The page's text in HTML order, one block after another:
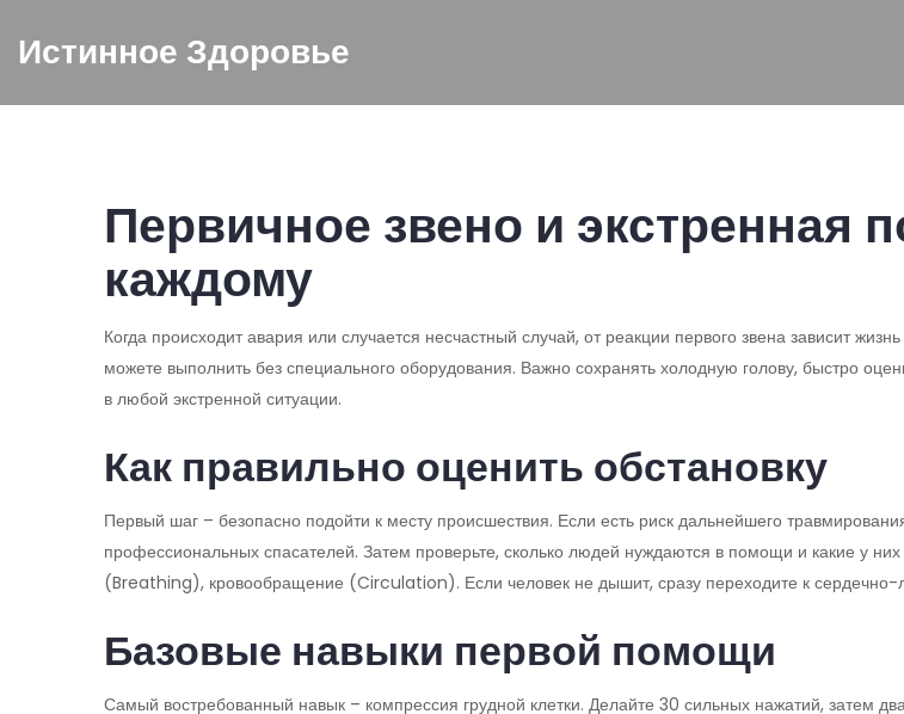
Истинное Здоровье
Первичное звено и экстренная
каждому
Когда происходит авария или случается несчастный случай, от реакции первого звена зависит
можете выполнить без специального оборудования. Важно сохранять холодную голову, быстро
в любой экстренной ситуации.
Как правильно оценить обстановку
Первый шаг – безопасно подойти к месту происшествия. Если есть риск дальнейшего
профессиональных спасателей. Затем проверьте, сколько людей нуждаются в помощи и какие у
(Breathing), кровообращение (Circulation). Если человек не дышит, сразу переходите к сердечно-
Базовые навыки первой помощи
Самый востребованный навык – компрессия грудной клетки. Делайте 30 сильных нажатий, затем